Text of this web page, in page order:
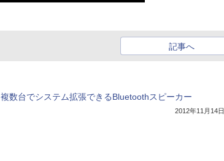
記事へ
複数台でシステム拡張できるBluetoothスピーカー
2012年11月14日